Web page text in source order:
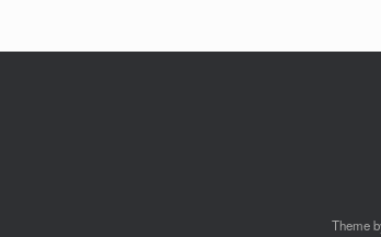
Theme